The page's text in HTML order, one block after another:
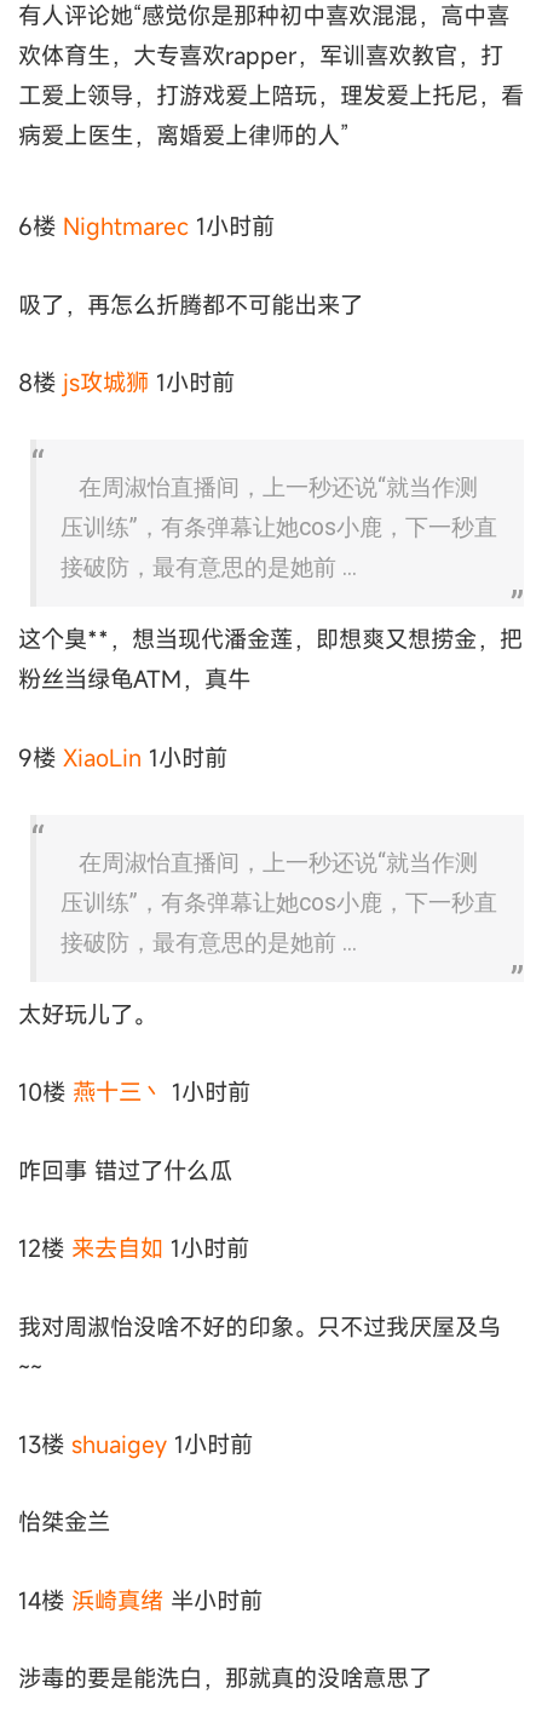
有人评论她“感觉你是那种初中喜欢混混，高中喜
欢体育生，大专喜欢rapper，军训喜欢教官，打
工爱上领导，打游戏爱上陪玩，理发爱上托尼，看
病爱上医生，离婚爱上律师的人”
6楼 Nightmarec 1小时前
吸了，再怎么折腾都不可能出来了
8楼 js攻城狮 1小时前
在周淑怡直播间，上一秒还说“就当作测
压训练”，有条弹幕让她cos小鹿，下一秒直
接破防，最有意思的是她前 ...
这个臭**，想当现代潘金莲，即想爽又想捞金，把
粉丝当绿龟ATM，真牛
9楼 XiaoLin 1小时前
在周淑怡直播间，上一秒还说“就当作测
压训练”，有条弹幕让她cos小鹿，下一秒直
接破防，最有意思的是她前 ...
太好玩儿了。
10楼 燕十三丶 1小时前
咋回事 错过了什么瓜
12楼 来去自如 1小时前
我对周淑怡没啥不好的印象。只不过我厌屋及乌
~~
13楼 shuaigey 1小时前
怡桀金兰
14楼 浜崎真绪 半小时前
涉毒的要是能洗白，那就真的没啥意思了